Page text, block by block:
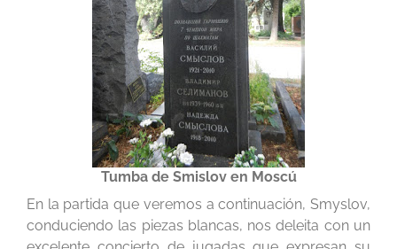
Tumba de Smislov en Moscú
En la partida que veremos a continuación, Smyslov,
conduciendo las piezas blancas, nos deleita con un